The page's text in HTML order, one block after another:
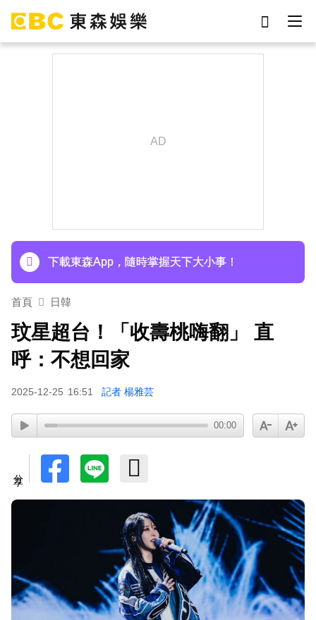
下載東森App，隨時掌握天下大小事！
首頁 日韓
玟星超台！「收壽桃嗨翻」 直
呼：不想回家
2025-12-25 16:51 記者 楊雅芸
00:00